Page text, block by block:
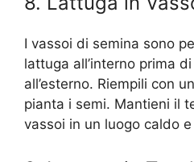
I vassoi di semina sono
lattuga all’interno prima
all’esterno. Riempili con
pianta i semi. Mantieni il
vassoi in un luogo caldo